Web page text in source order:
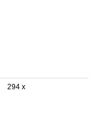
294 x